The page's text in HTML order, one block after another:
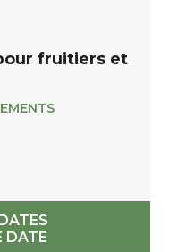
fruitiers et
DATE